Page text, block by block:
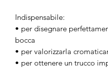
Indispensabile:
• per disegnare
bocca
• per valorizzarla
• per ottenere un trucco